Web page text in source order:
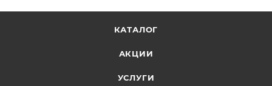
КАТАЛОГ
АКЦИИ
УСЛУГИ